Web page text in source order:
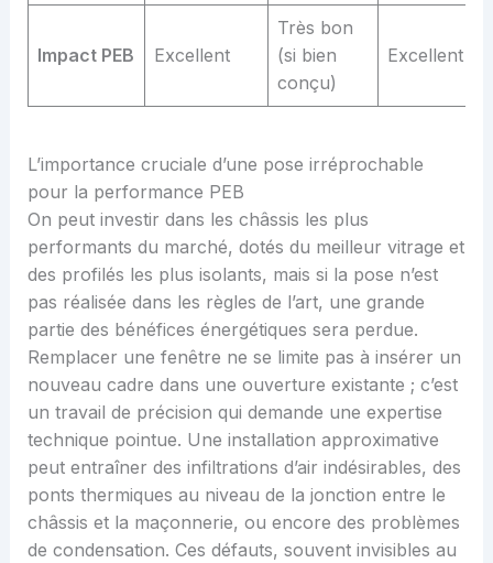
Impact PEB Excellent
Très bon
(si bien
conçu)
Excellent
L’importance cruciale d’une pose irréprochable
pour la performance PEB
On peut investir dans les châssis les plus
performants du marché, dotés du meilleur vitrage et
des profilés les plus isolants, mais si la pose n’est
pas réalisée dans les règles de l’art, une grande
partie des bénéfices énergétiques sera perdue.
Remplacer une fenêtre ne se limite pas à insérer un
nouveau cadre dans une ouverture existante ; c’est
un travail de précision qui demande une expertise
technique pointue. Une installation approximative
peut entraîner des infiltrations d’air indésirables, des
ponts thermiques au niveau de la jonction entre le
châssis et la maçonnerie, ou encore des problèmes
de condensation. Ces défauts, souvent invisibles au